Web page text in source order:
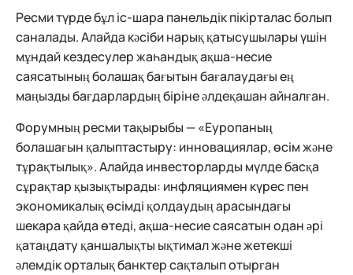
Ресми түрде бұл іс-шара панельдік пікірталас болып
саналады. Алайда кәсіби нарық қатысушылары үшін
мұндай кездесулер жаһандық ақша-несие
саясатының болашақ бағытын бағалаудағы ең
маңызды бағдарлардың біріне әлдеқашан айналған.
Форумның ресми тақырыбы — «Еуропаның
болашағын қалыптастыру: инновациялар, өсім және
тұрақтылық». Алайда инвесторларды мүлде басқа
сұрақтар қызықтырады: инфляциямен күрес пен
экономикалық өсімді қолдаудың арасындағы
шекара қайда өтеді, ақша-несие саясатын одан әрі
қатаңдату қаншалықты ықтимал және жетекші
әлемдік орталық банктер сақталып отырған